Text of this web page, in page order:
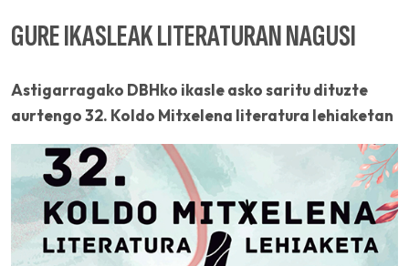
GURE IKASLEAK LITERATURAN NAGUSI
Astigarragako DBHko ikasle asko saritu dituzte
aurtengo 32. Koldo Mitxelena literatura lehiaketan